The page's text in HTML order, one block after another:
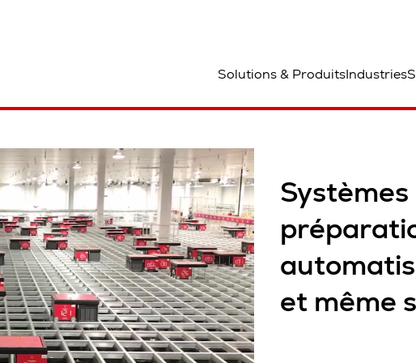
Solutions & ProduitsIndustries
et même